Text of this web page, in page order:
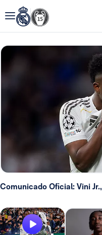
Comunicado Oficial: Vini